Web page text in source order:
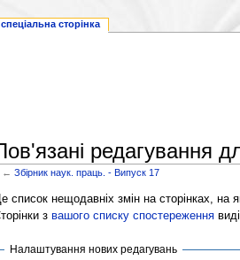
редагування
←Збірник наук. праць. - Випуск 17
список нещодавніх змін на сторінках, на
з вашого списку спостереження
Налаштування нових редагувань
спеціальна сторінка